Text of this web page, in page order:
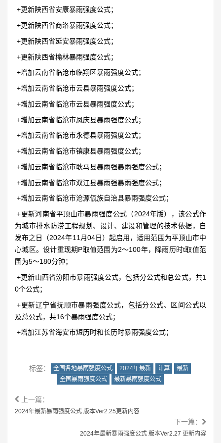
+更新陕西省安康暴雨强度公式；
+更新陕西省商洛暴雨强度公式；
+更新陕西省延安暴雨强度公式；
+更新陕西省榆林暴雨强度公式；
+增加云南省临沧市临翔区暴雨强度公式；
+增加云南省临沧市云县暴雨强度公式；
+增加云南省临沧市云县暴雨强度公式；
+增加云南省临沧市凤庆县暴雨强度公式；
+增加云南省临沧市永德县暴雨强度公式；
+增加云南省临沧市镇康县暴雨强度公式；
+增加云南省临沧市耿马县暴雨强暴雨强度公式；
+增加云南省临沧市双江县暴雨强暴雨强度公式；
+增加云南省临沧市沧源佤族自治县暴雨强度公式；
+更新河南省平顶山市暴雨强度公式（2024年版），该公式作
为城市排水防涝工程规划、设计、建设和管理的技术依据，自
发布之日（2024年11月04日）起启用，适用范围为平顶山市中
心城区。设计重现期P取值范围为2～100年，降雨历时t取值范
围为5～180分钟；
+更新山西省汾阳市暴雨强度公式，包括分公式和总公式，共1
0个公式；
+更新辽宁省抚顺市暴雨强度公式，包括分公式、区间公式以
及总公式，共16个暴雨强度公式；
+增加江苏省海安市短历时和长历时暴雨强度公式；
标签： 全国各地暴雨强度公式 2024年最新 计算
最新
全国暴雨强度公式
最新暴雨强度公式
上一篇：
2024年最新暴雨强度公式 版本Ver2.25更新内容
下一篇：
2024年最新暴雨强度公式 版本Ver2.27 更新内容